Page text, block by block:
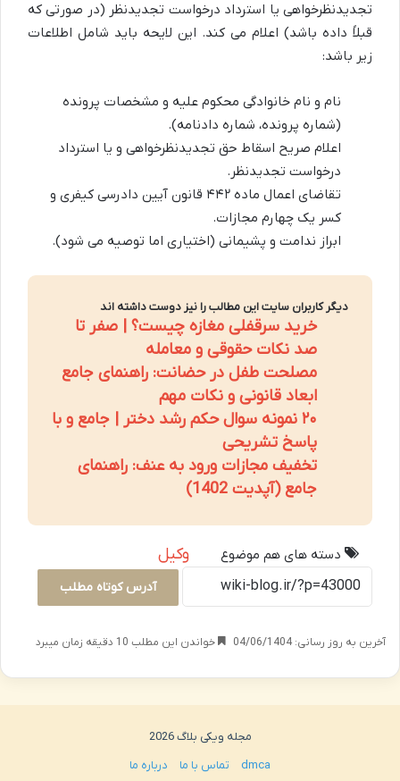
تجدیدنظرخواهی یا استرداد درخواست تجدیدنظر (در صورتی که
قبلاً داده باشد) اعلام می کند. این لایحه باید شامل اطلاعات
زیر باشد:
نام و نام خانوادگی محکوم علیه و مشخصات پرونده
(شماره پرونده، شماره دادنامه).
اعلام صریح اسقاط حق تجدیدنظرخواهی و یا استرداد
درخواست تجدیدنظر.
تقاضای اعمال ماده ۴۴۲ قانون آیین دادرسی کیفری و
کسر یک چهارم مجازات.
ابراز ندامت و پشیمانی (اختیاری اما توصیه می شود).
دیگر کاربران سایت این مطالب را نیز دوست داشته اند
خرید سرقفلی مغازه چیست؟ | صفر تا
صد نکات حقوقی و معامله
مصلحت طفل در حضانت: راهنمای جامع
ابعاد قانونی و نکات مهم
۲۰ نمونه سوال حکم رشد دختر | جامع و با
پاسخ تشریحی
تخفیف مجازات ورود به عنف: راهنمای
جامع (آپدیت 1402)
دسته های هم موضوع وکیل
آدرس کوتاه مطلب
آخرین به روز رسانی: 04/06/1404 خواندن این مطلب 10 دقیقه زمان میبرد
مجله ویکی بلاگ 2026
dmca
تماس با ما درباره ما